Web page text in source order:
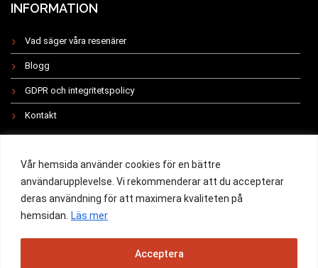
Vår hemsida använder cookies för en bättre
användarupplevelse. Vi rekommenderar att du accepterar
deras användning för att maximera kvaliteten på
hemsidan. Läs mer
Acceptera
INFORMATION
Vad säger våra resenärer
Blogg
GDPR och integritetspolicy
Kontakt